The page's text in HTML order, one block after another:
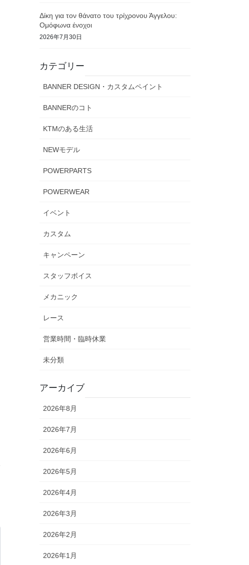
Δίκη για τον θάνατο του τρίχρονου Άγγελου:
Ομόφωνα ένοχοι
2026年7月30日
カテゴリー
BANNER DESIGN・カスタムペイント
BANNERのコト
KTMのある生活
NEWモデル
POWERPARTS
POWERWEAR
イベント
カスタム
キャンペーン
スタッフボイス
メカニック
レース
営業時間・臨時休業
未分類
アーカイブ
2026年8月
2026年7月
2026年6月
2026年5月
2026年4月
2026年3月
2026年2月
2026年1月